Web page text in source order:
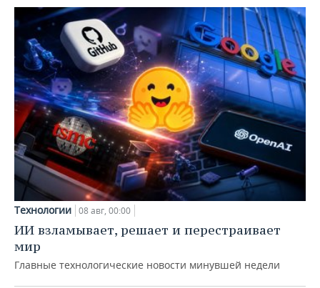
Технологии 08 авг, 00:00
ИИ взламывает, решает и перестраивает
мир
Главные технологические новости минувшей недели